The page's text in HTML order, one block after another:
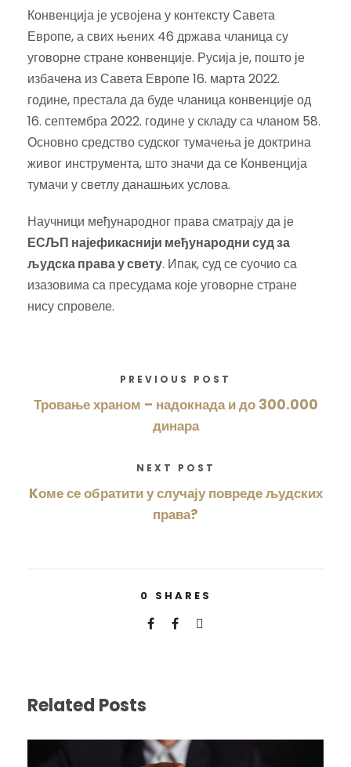
Конвенција је усвојена у контексту Савета
Европе, а свих њених 46 држава чланица су
уговорне стране конвенције. Русија је, пошто је
избачена из Савета Европе 16. марта 2022.
године, престала да буде чланица конвенције од
16. септембра 2022. године у складу са чланом 58.
Основно средство судског тумачења је доктрина
живог инструмента, што значи да се Конвенција
тумачи у светлу данашњих услова.
Научници међународног права сматрају да је
ЕСЉП најефикаснији међународни суд за
људска права у свету. Ипак, суд се суочио са
изазовима са пресудама које уговорне стране
нису спровеле.
PREVIOUS POST
Тровање храном – надокнада и до 300.000
динара
NEXT POST
Kоме се обратити у случају повреде људских
права?
0 SHARES
Related Posts